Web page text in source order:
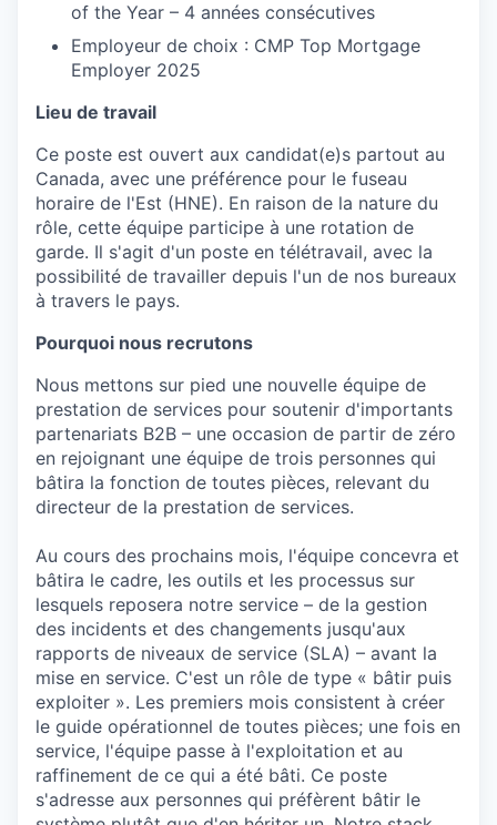
of the Year – 4 années consécutives
Employeur de choix : CMP Top Mortgage
Employer 2025
Lieu de travail
Ce poste est ouvert aux candidat(e)s partout au
Canada, avec une préférence pour le fuseau
horaire de l'Est (HNE). En raison de la nature du
rôle, cette équipe participe à une rotation de
garde. Il s'agit d'un poste en télétravail, avec la
possibilité de travailler depuis l'un de nos bureaux
à travers le pays.
Pourquoi nous recrutons
Nous mettons sur pied une nouvelle équipe de
prestation de services pour soutenir d'importants
partenariats B2B – une occasion de partir de zéro
en rejoignant une équipe de trois personnes qui
bâtira la fonction de toutes pièces, relevant du
directeur de la prestation de services.
Au cours des prochains mois, l'équipe concevra et
bâtira le cadre, les outils et les processus sur
lesquels reposera notre service – de la gestion
des incidents et des changements jusqu'aux
rapports de niveaux de service (SLA) – avant la
mise en service. C'est un rôle de type « bâtir puis
exploiter ». Les premiers mois consistent à créer
le guide opérationnel de toutes pièces; une fois en
service, l'équipe passe à l'exploitation et au
raffinement de ce qui a été bâti. Ce poste
s'adresse aux personnes qui préfèrent bâtir le